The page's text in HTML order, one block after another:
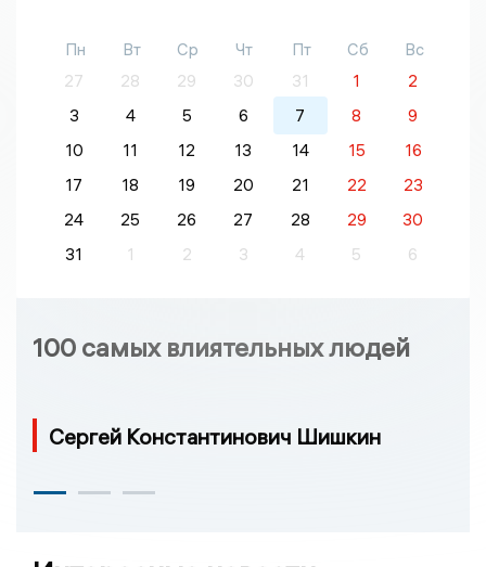
Пн Вт Ср Чт Пт Сб
Вс
27
28 29 30 31 1
2
3
4 5 6 7 8
9
10
11 12 13 14 15
16
17
18 19 20 21 22
23
24
25 26 27 28 29
30
31
1 2 3 4 5 6
100 самых влиятельных людей
Сергей Константинович Шишкин